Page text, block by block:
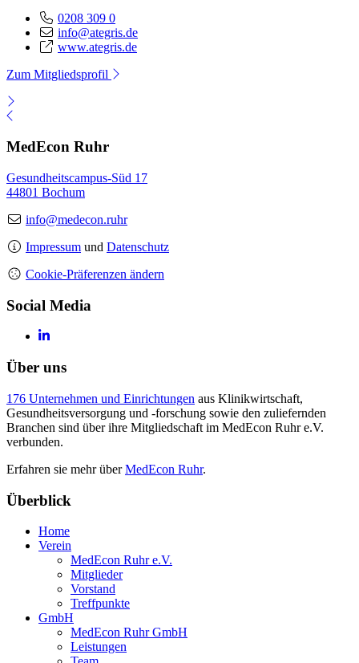
0208 309 0
info@ategris.de
www.ategris.de
Zum Mitgliedsprofil
MedEcon Ruhr
Gesundheitscampus-Süd 17
44801 Bochum
info@medecon.ruhr
Impressum und Datenschutz
Cookie-Präferenzen ändern
Social Media
Über uns
176 Unternehmen und Einrichtungen aus Klinikwirtschaft,
Gesundheitsversorgung und -forschung sowie den zuliefernden
Branchen sind über ihre Mitgliedschaft im MedEcon Ruhr e.V.
verbunden.
Erfahren sie mehr überMedEcon Ruhr.
Überblick
Home
Verein
MedEcon Ruhr e.V.
Mitglieder
Vorstand
Treffpunkte
GmbH
MedEcon Ruhr GmbH
Leistungen